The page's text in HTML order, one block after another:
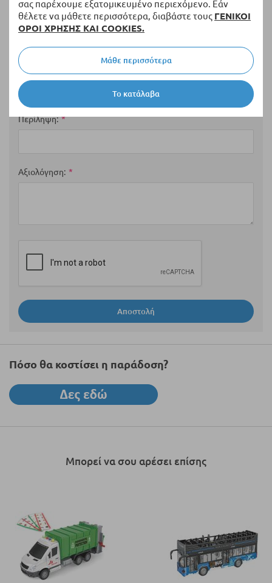
σας παρέχουμε εξατομικευμένο περιεχόμενο. Εάν
θέλετε να μάθετε περισσότερα, διαβάστε τους ΓΕΝΙΚΟΙ
ΟΡΟΙ ΧΡΗΣΗΣ ΚΑΙ COOKIES.
Το κατάλαβα
Μάθε περισσότερα
Η Βαθμολογία σας
1
star
2
stars
3
stars
4
stars
5
stars
Ονοματεπώνυμο
Περίληψη
Αξιολόγηση
Αποστολή
Πόσο θα κοστίσει η παράδοση?
Μπορεί να σου αρέσει επίσης